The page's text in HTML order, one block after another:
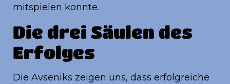
mitspielen konnte.
Die drei Säulen des
Erfolges
Die Avseniks zeigen uns, dass erfolgreiche